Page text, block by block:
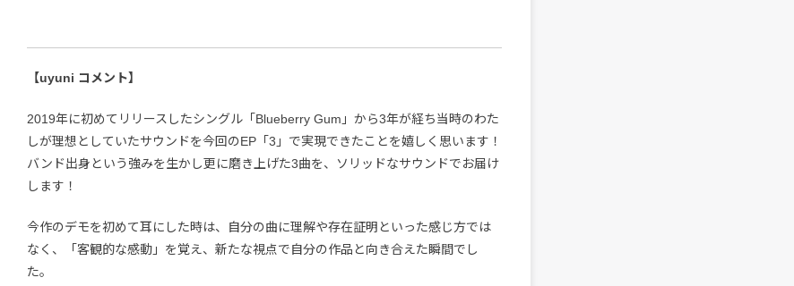
【uyuni コメント】
2019年に初めてリリースしたシングル「Blueberry Gum」から3年が経ち当時のわた
しが理想としていたサウンドを今回のEP「3」で実現できたことを嬉しく思います！
バンド出身という強みを生かし更に磨き上げた3曲を、ソリッドなサウンドでお届け
します！
今作のデモを初めて耳にした時は、自分の曲に理解や存在証明といった感じ方では
なく、「客観的な感動」を覚え、新たな視点で自分の作品と向き合えた瞬間でし
た。